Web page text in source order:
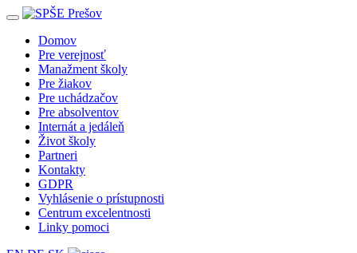
Toggle
navigationDomov
Pre verejnosť
Manažment školy
Pre žiakov
Pre uchádzačov
Pre absolventov
Internát a jedáleň
Život školy
Partneri
Kontakty
GDPR
Vyhlásenie o prístupnosti
Centrum excelentnosti
Linky pomoci